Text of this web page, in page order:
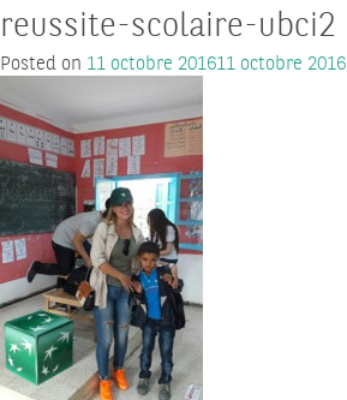
reussite-scolaire-ubci2
Posted on 11 octobre 201611 octobre 2016